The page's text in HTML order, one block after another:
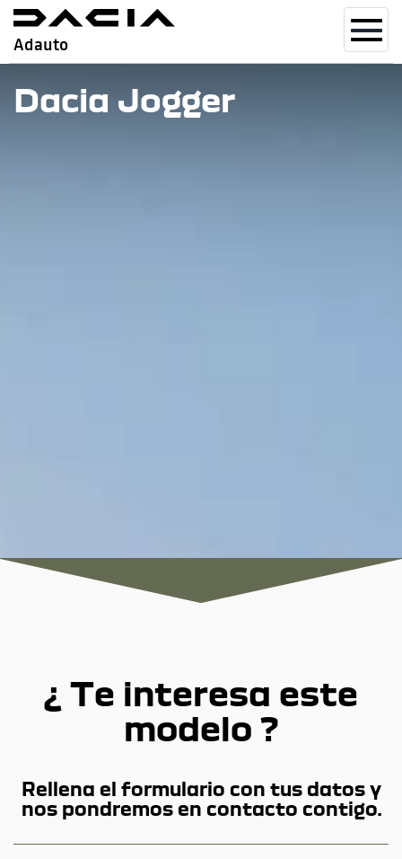
Adauto
Dacia Jogger
¿ Te interesa este
modelo ?
Rellena el formulario con tus datos y
nos pondremos en contacto contigo.